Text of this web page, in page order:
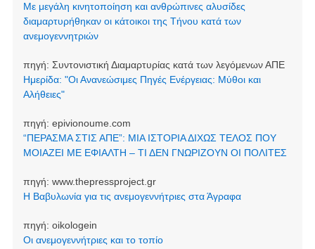
Με μεγάλη κινητοποίηση και ανθρώπινες αλυσίδες
διαμαρτυρήθηκαν οι κάτοικοι της Τήνου κατά των
ανεμογεννητριών
πηγή: Συντονιστική Διαμαρτυρίας κατά των λεγόμενων ΑΠΕ
Ημερίδα: "Οι Ανανεώσιμες Πηγές Ενέργειας: Μύθοι και
Αλήθειες"
πηγή: epivionoume.com
“ΠΕΡΑΣΜΑ ΣΤΙΣ ΑΠΕ”: ΜΙΑ ΙΣΤΟΡΙΑ ΔΙΧΩΣ ΤΕΛΟΣ ΠΟΥ
ΜΟΙΑΖΕΙ ΜΕ ΕΦΙΑΛΤΗ – ΤΙ ΔΕΝ ΓΝΩΡΙΖΟΥΝ ΟΙ ΠΟΛΙΤΕΣ
πηγή: www.thepressproject.gr
Η Βαβυλωνία για τις ανεμογεννήτριες στα Άγραφα
πηγή: oikologein
Οι ανεμογεννήτριες και το τοπίο